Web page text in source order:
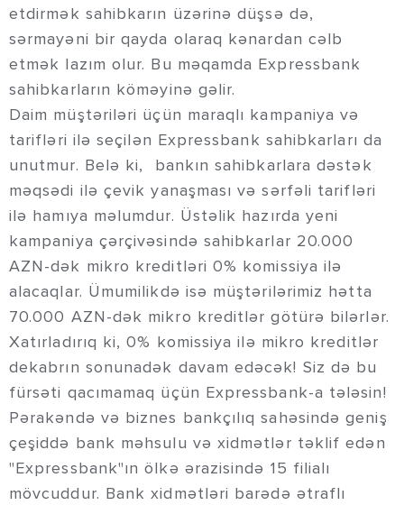
etdirmək sahibkarın üzərinə düşsə də,
sərmayəni bir qayda olaraq kənardan cəlb
etmək lazım olur. Bu məqamda Expressbank
sahibkarların köməyinə gəlir.
Daim müştəriləri üçün maraqlı kampaniya və
tarifləri ilə seçilən Expressbank sahibkarları da
unutmur. Belə ki, bankın sahibkarlara dəstək
məqsədi ilə çevik yanaşması və sərfəli tarifləri
ilə hamıya məlumdur. Üstəlik hazırda yeni
kampaniya çərçivəsində sahibkarlar 20.000
AZN-dək mikro kreditləri 0% komissiya ilə
alacaqlar. Ümumilikdə isə müştərilərimiz hətta
70.000 AZN-dək mikro kreditlər götürə bilərlər.
Xatırladırıq ki, 0% komissiya ilə mikro kreditlər
dekabrın sonunadək davam edəcək! Siz də bu
fürsəti qacımamaq üçün Expressbank-a tələsin!
Pərakəndə və biznes bankçılıq sahəsində geniş
çeşiddə bank məhsulu və xidmətlər təklif edən
"Expressbank"ın ölkə ərazisində 15 filialı
mövcuddur. Bank xidmətləri barədə ətraflı